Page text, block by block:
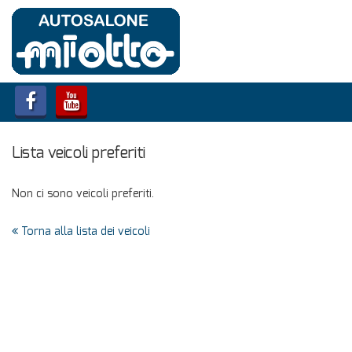
Lista veicoli preferiti
Non ci sono veicoli preferiti.
Torna alla lista dei veicoli